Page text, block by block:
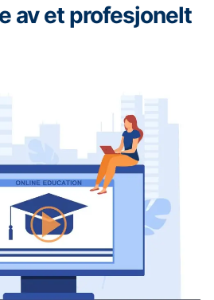
av et profesjonelt